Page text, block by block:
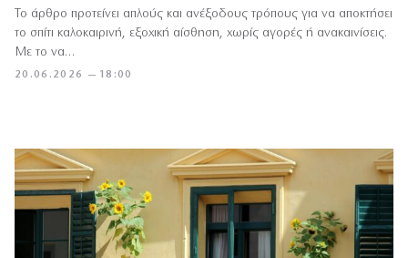
20.06.2026 — 18:00
Το άρθρο προτείνει απλούς και ανέξοδους τρόπους για να αποκτήσει
το σπίτι καλοκαιρινή, εξοχική αίσθηση, χωρίς αγορές ή ανακαινίσεις.
Με το να…